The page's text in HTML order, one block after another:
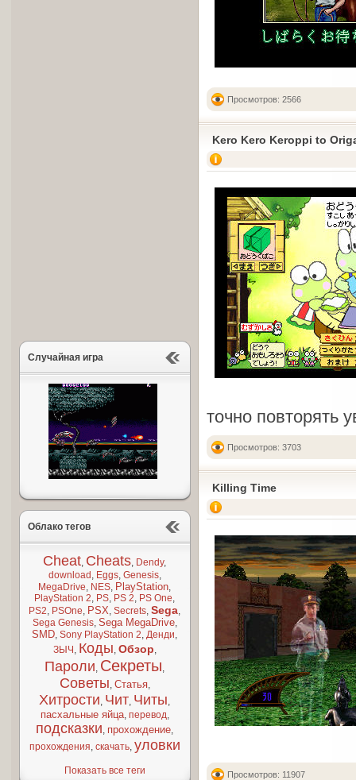
Случайная игра
Облако тегов
Cheat, Cheats, Dendy,
download , Eggs, Genesis,
MegaDrive, NES, PlayStation,
PlayStation 2, PS, PS 2, PS One,
PS2, PSOne, PSX,Secrets,Sega,
Sega Genesis, Sega MegaDrive,
SMD,Sony PlayStation 2,Денди,
ЗЫЧ , Коды, Обзор,
Пароли, Секреты,
Советы, Статья,
Хитрости, Чит, Читы,
пасхальные яйца, перевод,
подсказки, прохождение,
прохождения, скачать, уловки
Показать все теги
Просмотров: 2566
Kero Kero Keroppi to
точно повторять
Просмотров: 3703
Killing Time
Просмотров: 11907